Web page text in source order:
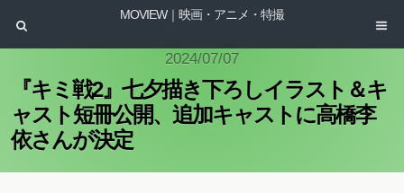
MOVIEW｜映画・アニメ・特撮
2024/07/07
『キミ戦2』七夕描き下ろしイラスト＆キ
ャスト短冊公開、追加キャストに高橋李
依さんが決定